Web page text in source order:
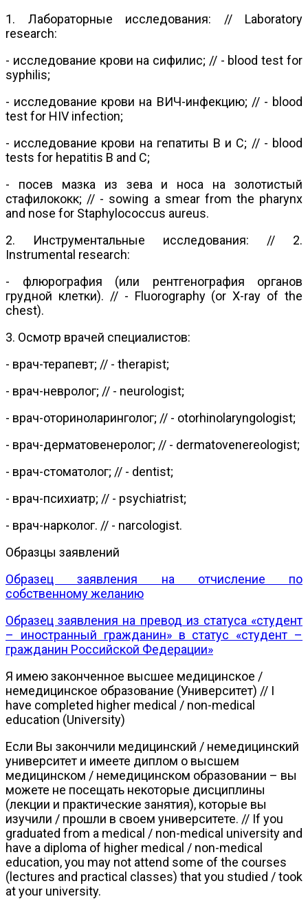
1. Лабораторные исследования: // Laboratory
research:
- исследование крови на сифилис; // - blood test for
syphilis;
- исследование крови на ВИЧ-инфекцию; // - blood
test for HIV infection;
- исследование крови на гепатиты В и С; // - blood
tests for hepatitis B and C;
- посев мазка из зева и носа на золотистый
стафилококк; // - sowing a smear from the pharynx
and nose for Staphylococcus aureus.
2. Инструментальные исследования: // 2.
Instrumental research:
- флюрография (или рентгенография органов
грудной клетки). // - Fluorography (or X-ray of the
chest).
3. Осмотр врачей специалистов:
- врач-терапевт; // - therapist;
- врач-невролог; // - neurologist;
- врач-оториноларинголог; // - otorhinolaryngologist;
- врач-дерматовенеролог; // - dermatovenereologist;
- врач-стоматолог; // - dentist;
- врач-психиатр; // - psychiatrist;
- врач-нарколог. // - narcologist.
Образцы заявлений
Образец заявления на отчисление по
собственному желанию
Образец заявления на превод из статуса «студент
– иностранный гражданин» в статус «студент –
гражданин Российской Федерации»
Я имею законченное высшее медицинское /
немедицинское образование (Университет) // I
have completed higher medical / non-medical
education (University)
Если Вы закончили медицинский / немедицинский
университет и имеете диплом о высшем
медицинском / немедицинском образовании – вы
можете не посещать некоторые дисциплины
(лекции и практические занятия), которые вы
изучили / прошли в своем университете. // If you
graduated from a medical / non-medical university and
have a diploma of higher medical / non-medical
education, you may not attend some of the courses
(lectures and practical classes) that you studied / took
at your university.